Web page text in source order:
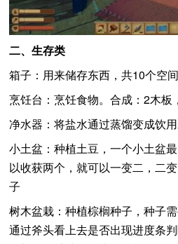
二、生存类
箱子：用来储存东西，共10个空
烹饪台：烹饪食物。合成：2木板
净水器：将盐水通过蒸馏变成饮
小土盆：种植土豆，一个小土盆
以收获两个，就可以一变二，二
子
树木盆栽：种植棕榈种子，种子
通过斧头看上去是否出现进度条